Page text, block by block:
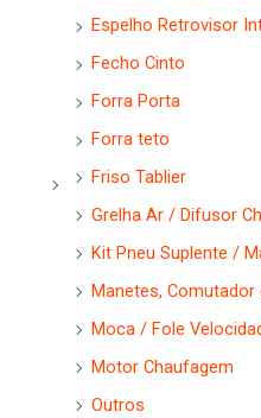
Espelho Retrovisor
Fecho Cinto
Forra Porta
Forra teto
Friso Tablier
Grelha Ar / Difusor
Kit Pneu Suplente /
Manetes,
Moca / Fole
Motor Chaufagem
Outros